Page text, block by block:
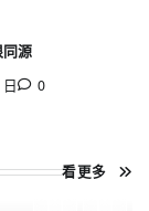
源
0
看更多